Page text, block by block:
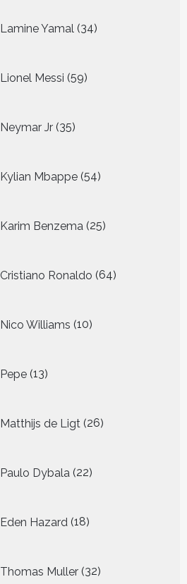
Lamine Yamal 34
producten
Lionel Messi 59
producten
Neymar Jr 35
producten
Kylian Mbappe 54
producten
Karim Benzema 25
producten
Cristiano Ronaldo 64
producten
Nico Williams 10
producten
Pepe 13
producten
Matthijs de Ligt 26
producten
Paulo Dybala 22
producten
Eden Hazard 18
producten
Thomas Muller 32
producten